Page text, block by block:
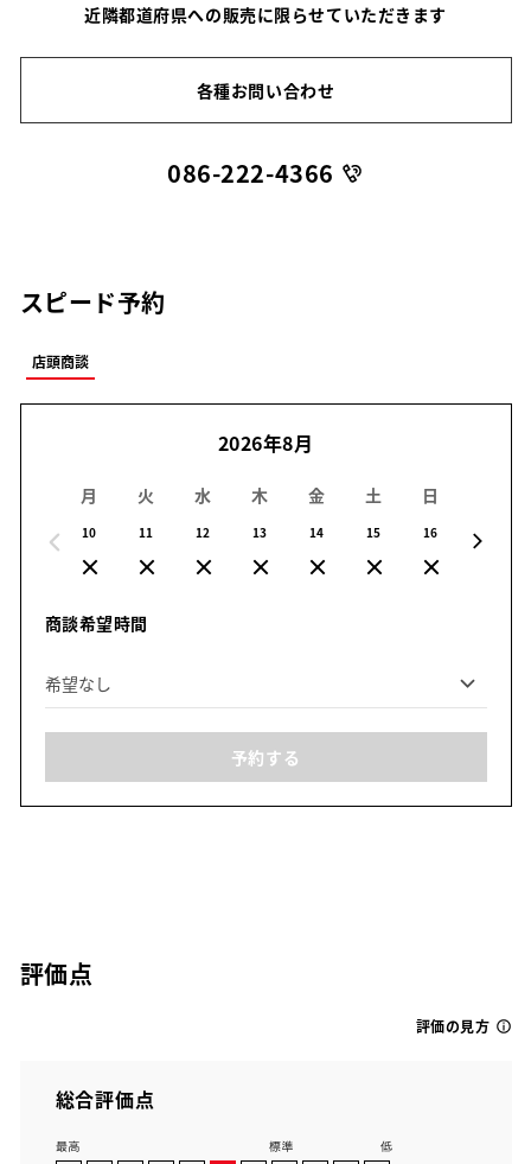
近隣都道府県への販売に限らせていただきます
各種お問い合わせ
086-222-4366
スピード予約
店頭商談
2026年8月
月
10
火
11
水
12
木
13
金
14
土
15
日
16
商談希望時間
予約する
評価点
評価の見方
総合評価点